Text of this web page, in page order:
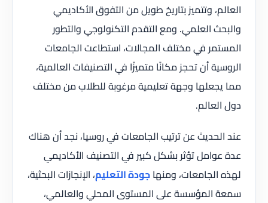
العالم، وتتميز بتاريخ طويل من التفوق الأكاديمي
والبحث العلمي. ومع التقدم التكنولوجي والتطور
المستمر في مختلف المجالات، استطاعت الجامعات
الروسية أن تحجز مكانًا متميزًا في التصنيفات العالمية،
مما يجعلها وجهة تعليمية مرغوبة للطلاب من مختلف
دول العالم.
عند الحديث عن ترتيب الجامعات في روسيا، نجد أن هناك
عدة عوامل تؤثر بشكل كبير في التصنيف الأكاديمي
لهذه الجامعات، ومنهاجودة التعليم، الإنجازات البحثية،
سمعة المؤسسة على المستوى المحلي والعالمي،